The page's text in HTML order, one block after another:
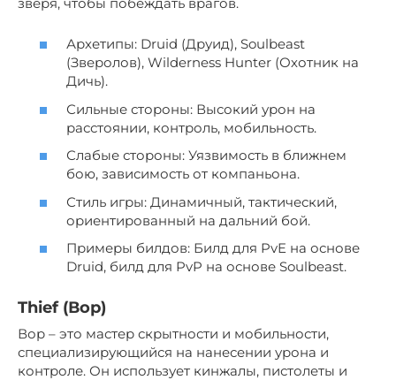
Архетипы: Druid (Друид), Soulbeast
(Зверолов), Wilderness Hunter (Охотник на
Дичь).
Сильные стороны: Высокий урон на
расстоянии, контроль, мобильность.
Слабые стороны: Уязвимость в ближнем
бою, зависимость от компаньона.
Стиль игры: Динамичный, тактический,
ориентированный на дальний бой.
Примеры билдов: Билд для PvE на основе
Druid, билд для PvP на основе Soulbeast.
Thief (Вор)
Вор – это мастер скрытности и мобильности,
специализирующийся на нанесении урона и
контроле. Он использует кинжалы, пистолеты и